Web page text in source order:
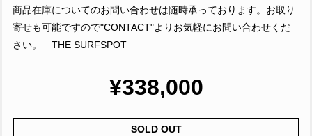
商品在庫についてのお問い合わせは随時承っております。お取り
寄せも可能ですので"CONTACT"よりお気軽にお問い合わせくだ
さい。 THE SURFSPOT
¥338,000
SOLD OUT